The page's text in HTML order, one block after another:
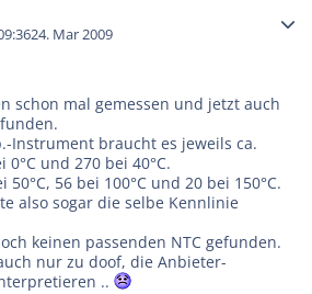
24. Mar 2009
schon mal gemessen und jetzt auch
Instrument braucht es jeweils ca.
0°C und 270 bei 40°C.
50°C, 56 bei 100°C und 20 bei 150°C.
also sogar die selbe Kennlinie
keinen passenden NTC gefunden.
nur zu doof, die Anbieter-
..